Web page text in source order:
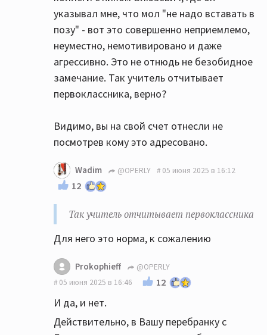
указывал мне, что мол "не надо вставать в
позу" - вот это совершенно неприемлемо,
неуместно, немотивировано и даже
агрессивно. Это не отнюдь не безобидное
замечание. Так учитель отчитывает
первоклассника, верно?
Видимо, вы на свой счет отнесли не
посмотрев кому это адресовано.
Wadim @OPERLY 05 июня 2025 в 16:12
12
Так учитель отчитывает первоклассника
Для него это норма, к сожалению
Prokophieff
@OPERLY
05 июня 2025 в 16:46
12
И да, и нет.
Действительно, в Вашу перебранку с